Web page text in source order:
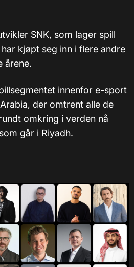
SNK, som lager spill
kjøpt seg inn i flere andre
årene.
innenfor e-sport
der omtrent alle de
omkring i verden nå
går i Riyadh.